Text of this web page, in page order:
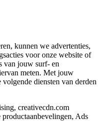
kunnen we advertenties,
voor onze website of
van jouw surf- en
meten. Met jouw
diensten van derden
creativecdn.com
Ads